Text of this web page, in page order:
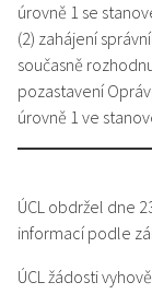
úrovně 1 se
(2) zahájení
současně
pozastavení
úrovně 1 ve
ÚCL obdržel dne
informací podle
ÚCL žádosti